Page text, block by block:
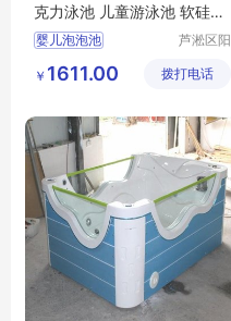
克力泳池 儿童游泳池 软硅胶
澡盆
婴儿泡泡池
儿童游泳池
芦淞区阳
童游泳馆
￥ 1611.00 拨打电话